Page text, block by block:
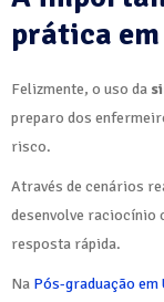
prática
Felizmente, o uso da
preparo dos
risco.
Através de cenários
desenvolve raciocínio
resposta rápida.
Na Pós-graduação em